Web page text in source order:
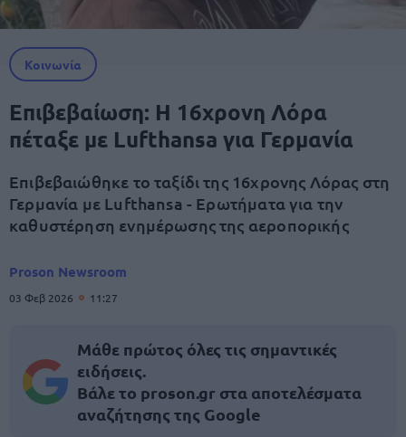
Κοινωνία
Επιβεβαίωση: Η 16χρονη Λόρα
πέταξε με Lufthansa για Γερμανία
Επιβεβαιώθηκε το ταξίδι της 16χρονης Λόρας στη
Γερμανία με Lufthansa - Ερωτήματα για την
καθυστέρηση ενημέρωσης της αεροπορικής
Proson Newsroom
03 Φεβ 2026 11:27
Μάθε πρώτος όλες τις σημαντικές
ειδήσεις.
Βάλε το proson.gr στα αποτελέσματα
αναζήτησης της Google